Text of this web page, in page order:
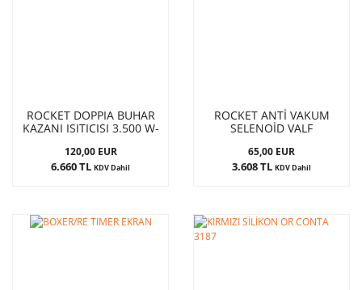
ROCKET DOPPIA BUHAR
KAZANI ISITICISI 3.500 W-
120,00 EUR
6.660 TL KDV Dahil
ROCKET ANTİ VAKUM
SELENOİD VALF
65,00 EUR
3.608 TL KDV Dahil